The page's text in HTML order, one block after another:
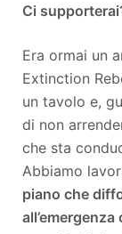
Ci
Era ormai un
Extinction
un tavolo e,
di non
che sta
Abbiamo
piano che